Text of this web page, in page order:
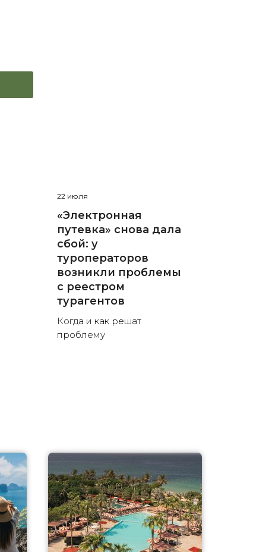
22 июля
«Электронная
путевка» снова дала
сбой: у
туроператоров
возникли проблемы
с реестром
турагентов
Когда и как решат
проблему